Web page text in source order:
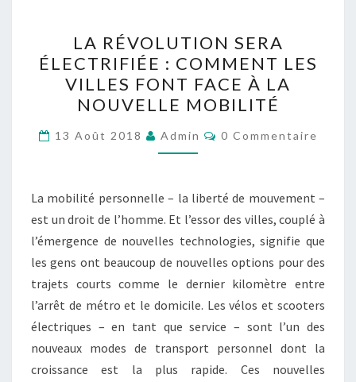
RÉVOLUTION
SERA
ÉLECTRIFIÉE
:
COMMENT
LES
FONT
FACE
À
LA
NOUVELLE
MOBILITÉ
LA RÉVOLUTION SERA
ÉLECTRIFIÉE : COMMENT LES
VILLES FONT FACE À LA
NOUVELLE MOBILITÉ
13 Août 2018 Admin Commentaires
0 Commentaire
La mobilité personnelle – la liberté de mouvement –
est un droit de l’homme. Et l’essor des villes, couplé à
l’émergence de nouvelles technologies, signifie que
les gens ont beaucoup de nouvelles options pour des
trajets courts comme le dernier kilomètre entre
l’arrêt de métro et le domicile. Les vélos et scooters
électriques – en tant que service – sont l’un des
nouveaux modes de transport personnel dont la
croissance est la plus rapide. Ces nouvelles